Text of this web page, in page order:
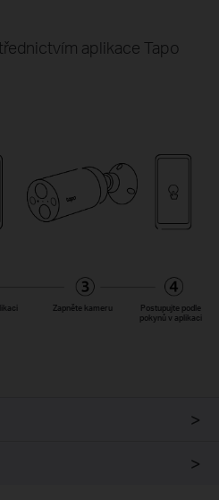
aplikace Tapo
Zapněte kameru
Postupujte podle
pokynů v aplikaci